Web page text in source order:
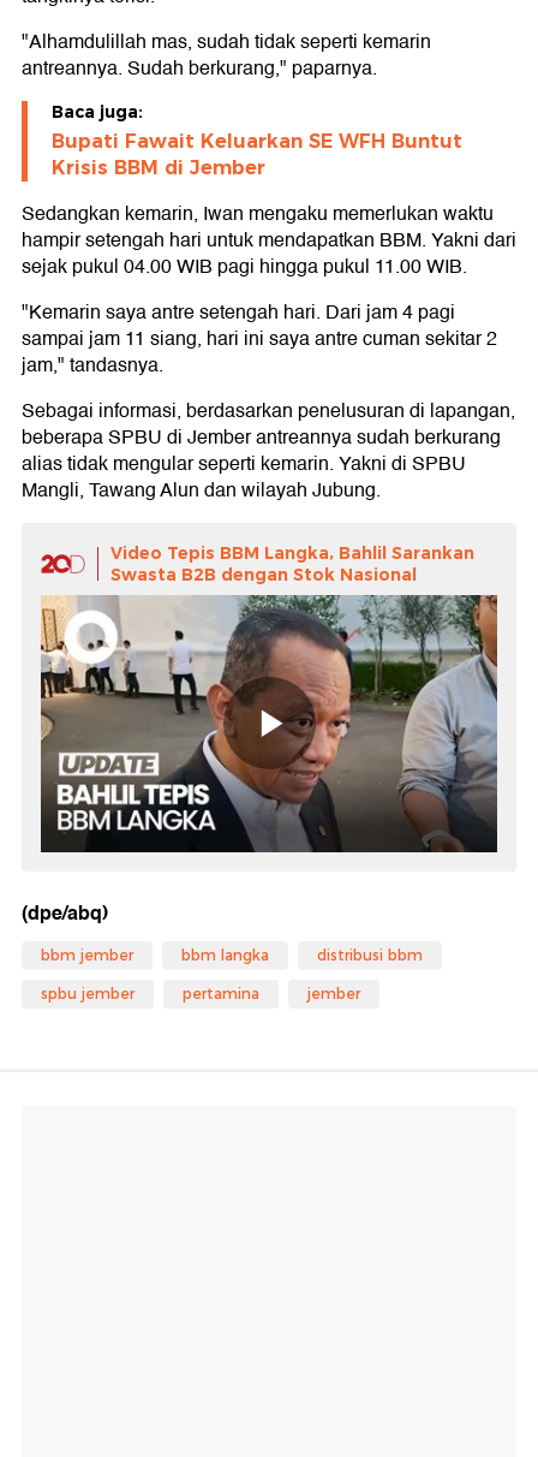
"Alhamdulillah mas, sudah tidak seperti kemarin
antreannya. Sudah berkurang," paparnya.
Baca juga:
Bupati Fawait Keluarkan SE WFH Buntut
Krisis BBM di Jember
Sedangkan kemarin, Iwan mengaku memerlukan waktu
hampir setengah hari untuk mendapatkan BBM. Yakni dari
sejak pukul 04.00 WIB pagi hingga pukul 11.00 WIB.
"Kemarin saya antre setengah hari. Dari jam 4 pagi
sampai jam 11 siang, hari ini saya antre cuman sekitar 2
jam," tandasnya.
Sebagai informasi, berdasarkan penelusuran di lapangan,
beberapa SPBU di Jember antreannya sudah berkurang
alias tidak mengular seperti kemarin. Yakni di SPBU
Mangli, Tawang Alun dan wilayah Jubung.
Video Tepis BBM Langka, Bahlil Sarankan
Swasta B2B dengan Stok Nasional
(dpe/abq)
bbm jember bbm langka distribusi bbm
spbu jember pertamina jember